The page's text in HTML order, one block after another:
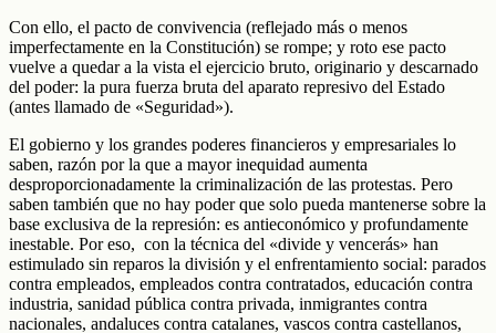
Con ello, el pacto de convivencia (reflejado más o menos
imperfectamente en la Constitución) se rompe; y roto ese pacto
vuelve a quedar a la vista el ejercicio bruto, originario y descarnado
del poder: la pura fuerza bruta del aparato represivo del Estado
(antes llamado de «Seguridad»).
El gobierno y los grandes poderes financieros y empresariales lo
saben, razón por la que a mayor inequidad aumenta
desproporcionadamente la criminalización de las protestas. Pero
saben también que no hay poder que solo pueda mantenerse sobre la
base exclusiva de la represión: es antieconómico y profundamente
inestable. Por eso, con la técnica del «divide y vencerás» han
estimulado sin reparos la división y el enfrentamiento social: parados
contra empleados, empleados contra contratados, educación contra
industria, sanidad pública contra privada, inmigrantes contra
nacionales, andaluces contra catalanes, vascos contra castellanos,